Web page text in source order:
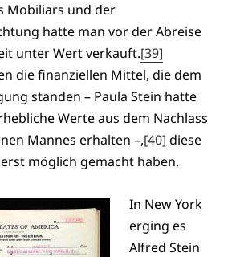
Mobiliars und der
hatte man vor der Abreise
unter Wert verkauft.[39]
die finanziellen Mittel, die dem
standen – Paula Stein hatte
Werte aus dem Nachlass
Mannes erhalten –,[40] diese
möglich gemacht haben.
In New York
erging es
Alfred Stein